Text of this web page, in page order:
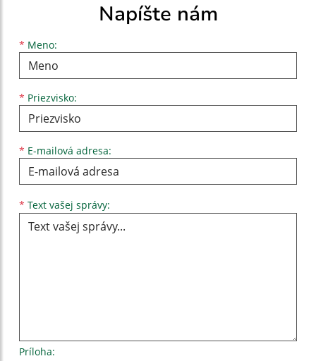
Napíšte nám
* Meno:
Meno
* Priezvisko:
Priezvisko
* E-mailová adresa:
E-mailová adresa
* Text vašej správy:
Príloha: